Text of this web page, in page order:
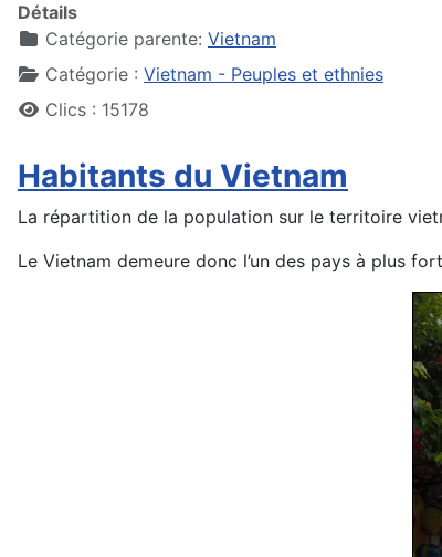
Détails
Catégorie parente: Vietnam
Catégorie : Vietnam - Peuples et ethnies
Clics : 15178
Habitants du Vietnam
La répartition de la population sur le territoire
Le Vietnam demeure donc l’un des pays à plus